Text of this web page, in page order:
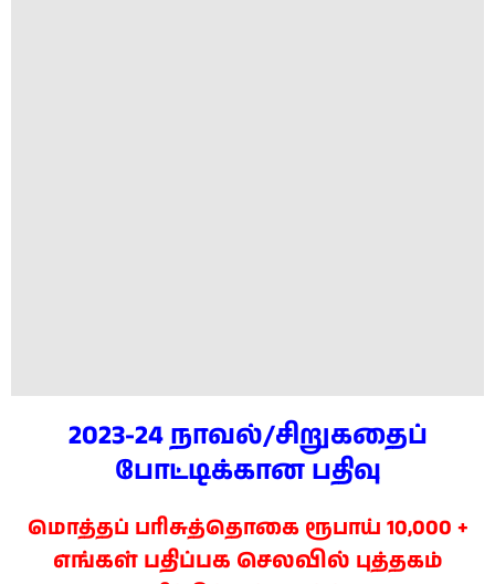
2023-24 நாவல்/சிறுகதைப்
போட்டிக்கான பதிவு
மொத்தப் பரிசுத்தொகை ரூபாய் 10,000 +
எங்கள் பதிப்பக செலவில் புத்தகம்